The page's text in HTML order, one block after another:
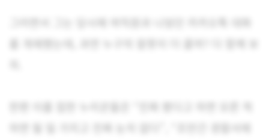
를 개재했는데, 과연 누구의 잘못이 더 클까? 다 함께 보
한편 이를 접한 누리꾼들은 “진짜 봤다고 하면 모른 척
하면 될 일 가지고 진짜 눈치 없다”, “조만간 경찰서에